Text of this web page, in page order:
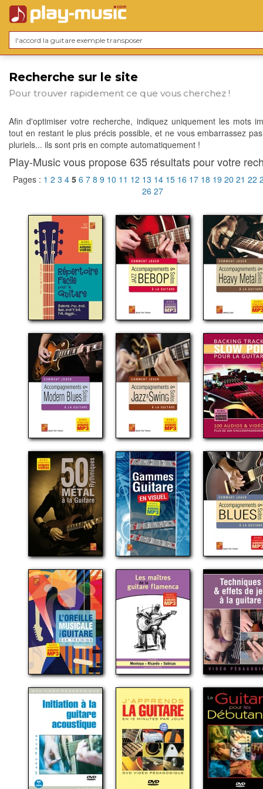
Recherche sur le site
Pour trouver rapidement ce que vous cherchez !
Afin d'optimiser votre recherche, indiquez uniquement les mots
tout en restant le plus précis possible, et ne vous embarrassez
pluriels... ils sont pris en compte automatiquement !
Play-Music vous propose 635 résultats pour votre
Pages : 1 2 3 4 5 6 7 8 9 10 11 12 13 14 15 16 17 18 19 20 21 22
26 27